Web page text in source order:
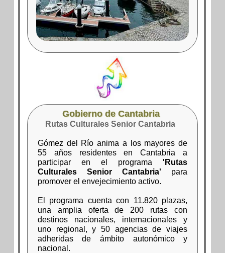
Gobierno de Cantabria
Rutas Culturales Senior Cantabria
Gómez del Río anima a los mayores de
55 años residentes en Cantabria a
participar en el programa'Rutas
Culturales Senior Cantabria' para
promover el envejecimiento activo.
El programa cuenta con 11.820 plazas,
una amplia oferta de 200 rutas con
destinos nacionales, internacionales y
uno regional, y 50 agencias de viajes
adheridas de ámbito autonómico y
nacional.